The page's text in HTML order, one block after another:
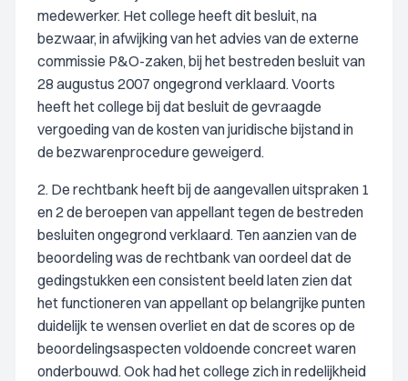
medewerker. Het college heeft dit besluit, na
bezwaar, in afwijking van het advies van de externe
commissie P&O-zaken, bij het bestreden besluit van
28 augustus 2007 ongegrond verklaard. Voorts
heeft het college bij dat besluit de gevraagde
vergoeding van de kosten van juridische bijstand in
de bezwarenprocedure geweigerd.
2. De rechtbank heeft bij de aangevallen uitspraken 1
en 2 de beroepen van appellant tegen de bestreden
besluiten ongegrond verklaard. Ten aanzien van de
beoordeling was de rechtbank van oordeel dat de
gedingstukken een consistent beeld laten zien dat
het functioneren van appellant op belangrijke punten
duidelijk te wensen overliet en dat de scores op de
beoordelingsaspecten voldoende concreet waren
onderbouwd. Ook had het college zich in redelijkheid